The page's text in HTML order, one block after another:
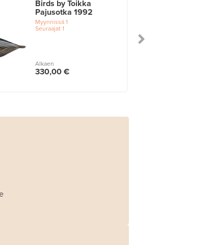
Birds by Toikka
Pajusotka 1992
Myynnissä 1
Seuraajat 1
Alkaen
330,00 €